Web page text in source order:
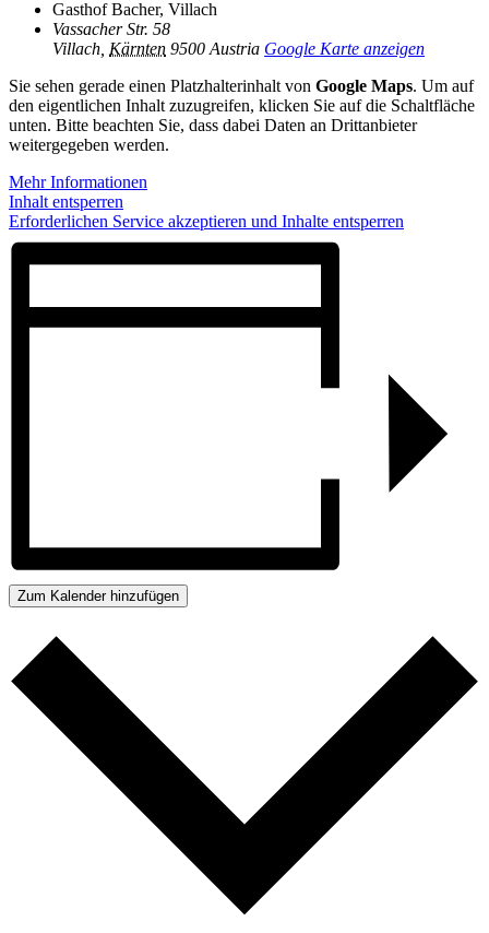
Gasthof Bacher, Villach
Vassacher Str. 58
Villach Kärnten 9500 Austria Google Karte anzeigen
Sie sehen gerade einen Platzhalterinhalt von Google Maps. Um auf
den eigentlichen Inhalt zuzugreifen, klicken Sie auf die Schaltfläche
unten. Bitte beachten Sie, dass dabei Daten an Drittanbieter
weitergegeben werden.
Mehr Informationen
Inhalt entsperren
Erforderlichen Service akzeptieren und Inhalte entsperren
Zum Kalender hinzufügen